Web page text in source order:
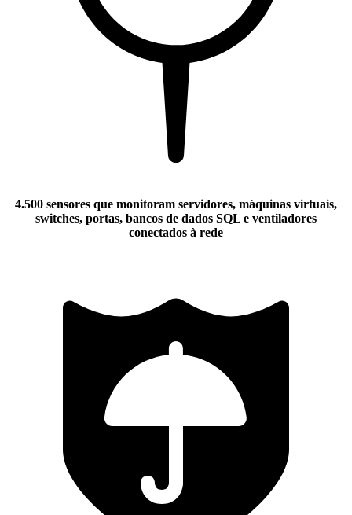
4.500 sensores que monitoram servidores, máquinas virtuais,
switches, portas, bancos de dados SQL e ventiladores
conectados à rede